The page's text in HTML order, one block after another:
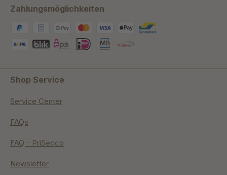
Zahlungsmöglichkeiten
Shop Service
Service Center
FAQs
FAQ - PriSecco
Newsletter